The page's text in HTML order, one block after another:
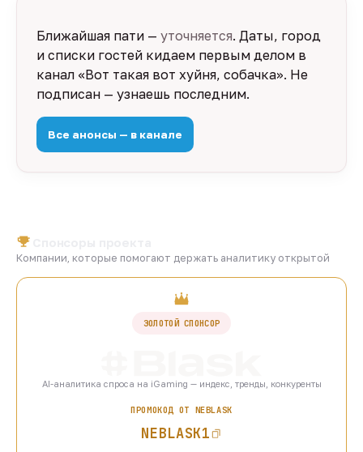
Ближайшая пати — уточняется. Даты, город
и списки гостей кидаем первым делом в
канал «Вот такая вот хуйня, собачка». Не
подписан — узнаешь последним.
Все анонсы — в канале
Компании, которые помогают держать аналитику открытой
ЗОЛОТОЙ СПОНСОР
AI-аналитика спроса на iGaming — индекс, тренды, конкуренты
ПРОМОКОД ОТ NEBLASK
NEBLASK1